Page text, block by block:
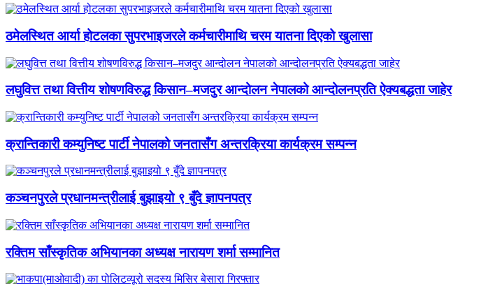
ठमेलस्थित आर्या होटलका सुपरभाइजरले कर्मचारीमाथि चरम यातना दिएको खुलासा
लघुवित्त तथा वित्तीय शोषणविरुद्ध किसान–मजदुर आन्दोलन नेपालको आन्दोलनप्रति ऐक्यबद्धता जाहेर
क्रान्तिकारी कम्युनिष्ट पार्टी नेपालको जनतासँग अन्तरक्रिया कार्यक्रम सम्पन्न
कञ्चनपुरले प्रधानमन्त्रीलाई बुझाइयो ९ बुँदे ज्ञापनपत्र
रक्तिम साँस्कृतिक अभियानका अध्यक्ष नारायण शर्मा सम्मानित